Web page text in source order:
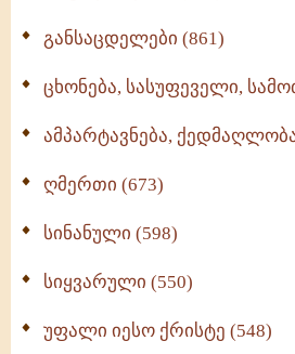
განსაცდელები (861)
ცხონება, სასუფეველი,
ამპარტავნება,
ღმერთი (673)
სინანული (598)
სიყვარული (550)
უფალი იესო ქრისტე (548)